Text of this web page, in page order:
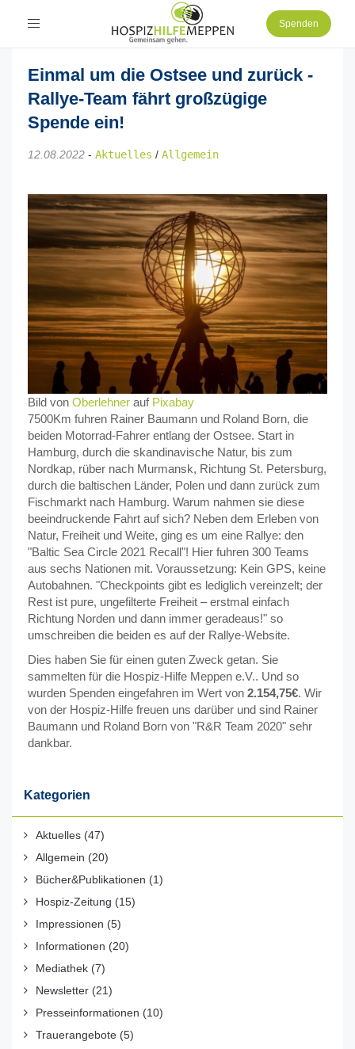
Toggle
Spenden
Einmal um die Ostsee und zurück -
Rallye-Team fährt großzügige
Spende ein!
12.08.2022 - Aktuelles / Allgemein
Bild von Oberlehner auf Pixabay
7500Km fuhren Rainer Baumann und Roland Born, die
beiden Motorrad-Fahrer entlang der Ostsee. Start in
Hamburg, durch die skandinavische Natur, bis zum
Nordkap, rüber nach Murmansk, Richtung St. Petersburg,
durch die baltischen Länder, Polen und dann zurück zum
Fischmarkt nach Hamburg. Warum nahmen sie diese
beeindruckende Fahrt auf sich? Neben dem Erleben von
Natur, Freiheit und Weite, ging es um eine Rallye: den
"Baltic Sea Circle 2021 Recall"! Hier fuhren 300 Teams
aus sechs Nationen mit. Voraussetzung: Kein GPS, keine
Autobahnen. "Checkpoints gibt es lediglich vereinzelt; der
Rest ist pure, ungefilterte Freiheit – erstmal einfach
Richtung Norden und dann immer geradeaus!" so
umschreiben die beiden es auf der Rallye-Website.
Dies haben Sie für einen guten Zweck getan. Sie
sammelten für die Hospiz-Hilfe Meppen e.V.. Und so
wurden Spenden eingefahren im Wert von 2.154,75€. Wir
von der Hospiz-Hilfe freuen uns darüber und sind Rainer
Baumann und Roland Born von "R&R Team 2020" sehr
dankbar.
Kategorien
Aktuelles (47)
Allgemein (20)
Bücher&Publikationen (1)
Hospiz-Zeitung (15)
Impressionen (5)
Informationen (20)
Mediathek (7)
Newsletter (21)
Presseinformationen (10)
Trauerangebote (5)